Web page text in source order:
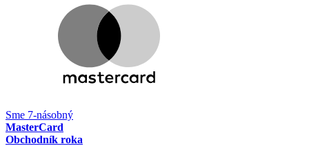
Sme 7-násobný
MasterCard
Obchodník roka